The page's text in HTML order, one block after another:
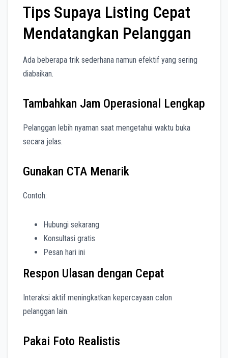
Tips Supaya Listing Cepat
Mendatangkan Pelanggan
Ada beberapa trik sederhana namun efektif yang sering
diabaikan.
Tambahkan Jam Operasional Lengkap
Pelanggan lebih nyaman saat mengetahui waktu buka
secara jelas.
Gunakan CTA Menarik
Contoh:
Hubungi sekarang
Konsultasi gratis
Pesan hari ini
Respon Ulasan dengan Cepat
Interaksi aktif meningkatkan kepercayaan calon
pelanggan lain.
Pakai Foto Realistis